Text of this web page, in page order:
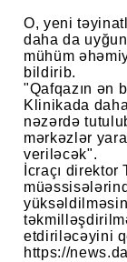
O, yeni
daha da
mühüm
bildirib.
"Qafqazın ən
Klinikada
nəzərdə
mərkəzlər
veriləcək".
İcraçı
etdiriləcəyini
https://